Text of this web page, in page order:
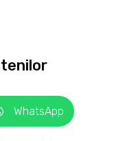
WhatsApp